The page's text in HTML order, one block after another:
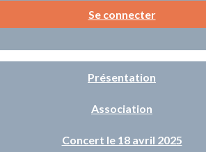
Se connecter
Présentation
Association
Concert le 18 avril 2025